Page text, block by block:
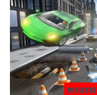
創造力を刺激するプ
プログラミング教育は
素となっています。こ
考を養い、新たな問題
ます。創造力を刺激す
無料体